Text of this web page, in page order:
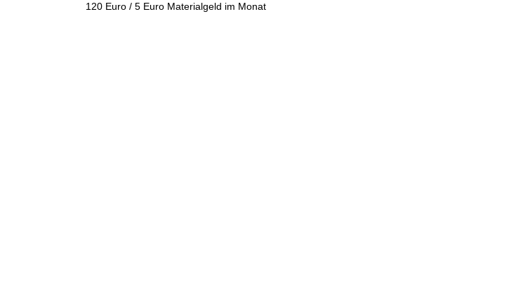
120 Euro / 5 Euro Materialgeld im Monat